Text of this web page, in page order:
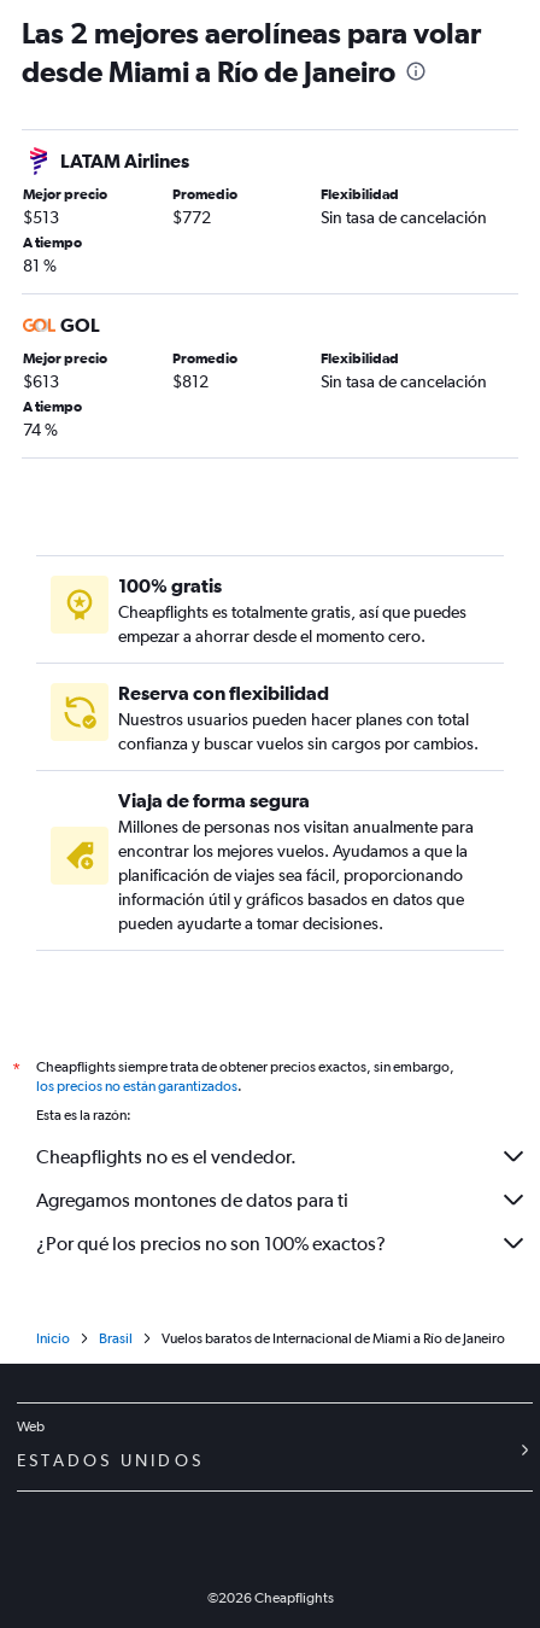
Las 2 mejores aerolíneas para volar
desde Miami a Río de Janeiro
LATAM Airlines
Mejor precio
$513
Promedio
$772
Flexibilidad
Sin tasa de cancelación
A tiempo
81 %
GOL
Mejor precio
$613
Promedio
$812
Flexibilidad
Sin tasa de cancelación
A tiempo
74 %
100% gratis
Cheapflights es totalmente gratis, así que puedes
empezar a ahorrar desde el momento cero.
Reserva con flexibilidad
Nuestros usuarios pueden hacer planes con total
confianza y buscar vuelos sin cargos por cambios.
Viaja de forma segura
Millones de personas nos visitan anualmente para
encontrar los mejores vuelos. Ayudamos a que la
planificación de viajes sea fácil, proporcionando
información útil y gráficos basados en datos que
pueden ayudarte a tomar decisiones.
*
Cheapflights siempre trata de obtener precios exactos, sin embargo,
los precios no están garantizados.
Esta es la razón:
Cheapflights no es el vendedor.
Agregamos montones de datos para ti
¿Por qué los precios no son 100% exactos?
Inicio Brasil Vuelos baratos de Internacional de Miami a Río de Janeiro
Web
ESTADOS UNIDOS
©2026Cheapflights